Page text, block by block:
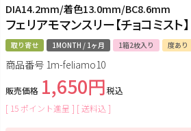
DIA14.2mm/着色13.0mm/BC8.6mm
フェリアモマンスリー【チョコミスト】
取り寄せ 1MONTH / 1ヶ月 1箱2枚入り 度あり
商品番号 1m-feliamo10
販売価格 1,650
税込
[ 15 ポイント進呈 ] 送料込